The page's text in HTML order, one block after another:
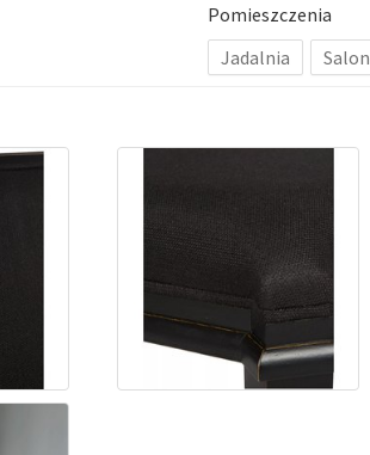
Pomieszczenia
Jadalnia
Salon